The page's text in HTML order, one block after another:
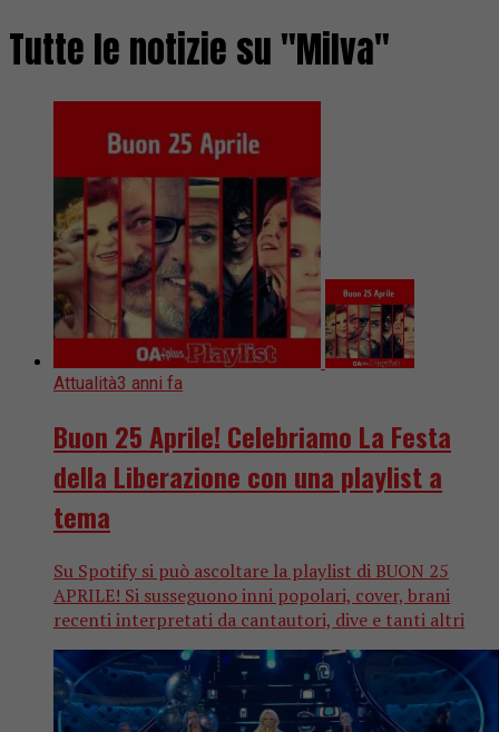
Tutte le notizie su "Milva"
Attualità3 anni fa
Buon 25 Aprile! Celebriamo La Festa
della Liberazione con una playlist a
tema
Su Spotify si può ascoltare la playlist di BUON 25
APRILE! Si susseguono inni popolari, cover, brani
recenti interpretati da cantautori, dive e tanti altri